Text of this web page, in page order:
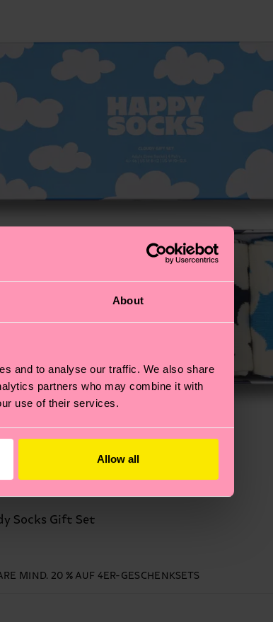
About
and to analyse our traffic. We also share
partners who may combine it with
use of their services.
Allow all
Socks Gift Set
MIND. 20 % AUF 4ER-GESCHENKSETS